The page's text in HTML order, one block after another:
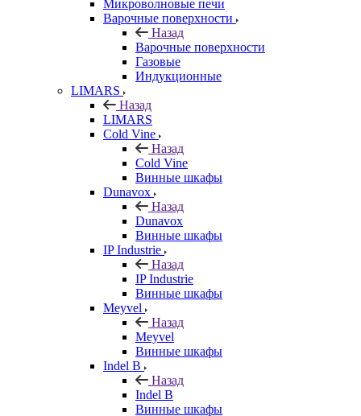
Микроволновые печи
Варочные поверхности
Назад
Варочные поверхности
Газовые
Индукционные
LIMARS
Назад
LIMARS
Cold Vine
Назад
Cold Vine
Винные шкафы
Dunavox
Назад
Dunavox
Винные шкафы
IP Industrie
Назад
IP Industrie
Винные шкафы
Meyvel
Назад
Meyvel
Винные шкафы
Indel B
Назад
Indel B
Винные шкафы